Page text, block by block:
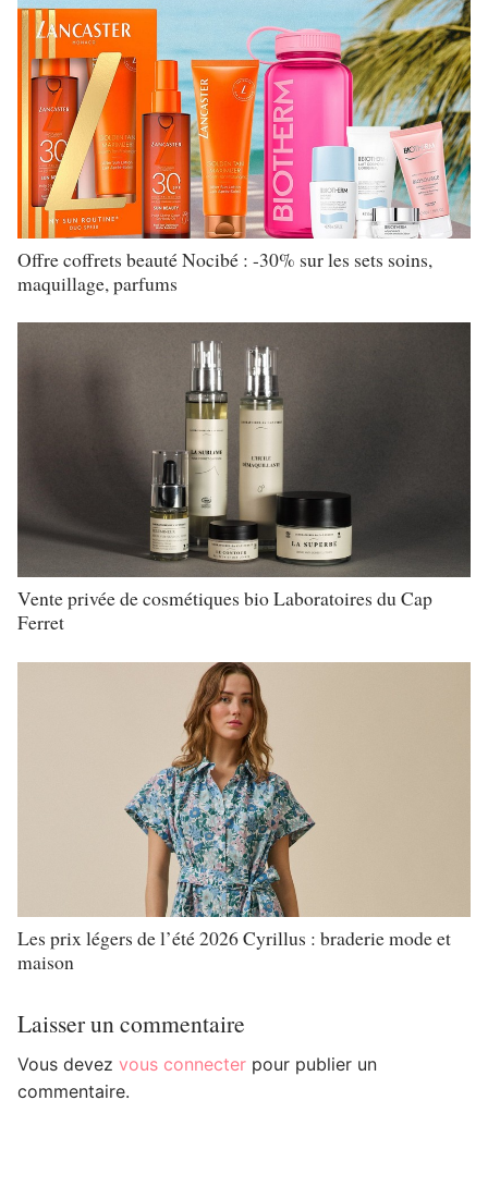
Offre coffrets beauté Nocibé : -30% sur les sets soins,
maquillage, parfums
Vente privée de cosmétiques bio Laboratoires du Cap
Ferret
Les prix légers de l’été 2026 Cyrillus : braderie mode et
maison
Laisser un commentaire
Vous devez vous connecter pour publier un
commentaire.